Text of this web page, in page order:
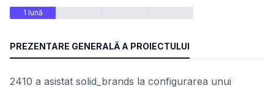
1 lună
PREZENTARE GENERALĂ A PROIECTULUI
2410 a asistat solid_brands la configurarea unui